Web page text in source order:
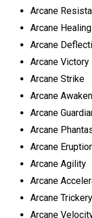
Arcane
Arcane Healing
Arcane
Arcane Victory
Arcane Strike
Arcane
Arcane
Arcane
Arcane
Arcane Agility
Arcane
Arcane Trickery
Arcane